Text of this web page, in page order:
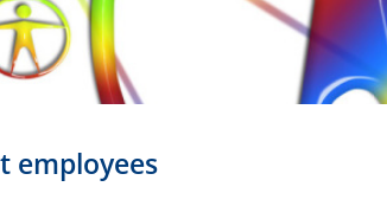
employees